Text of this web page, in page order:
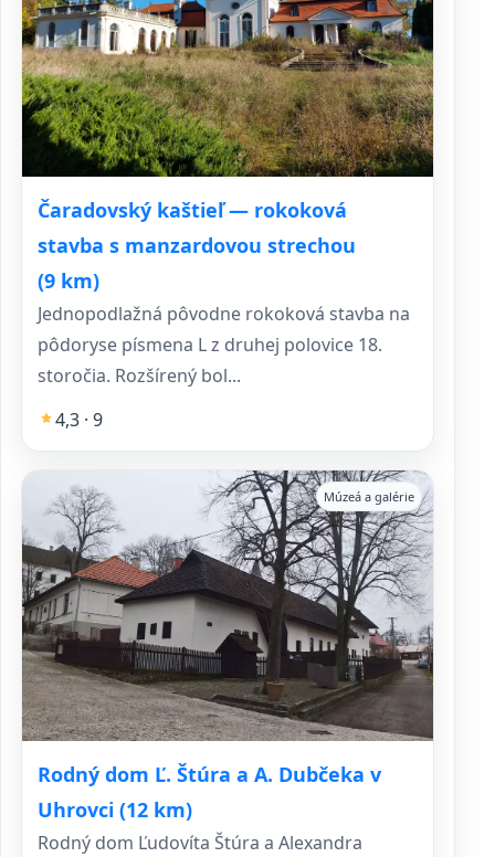
Čaradovský kaštieľ — rokoková
stavba s manzardovou strechou
(9 km)
Jednopodlažná pôvodne rokoková stavba na
pôdoryse písmena L z druhej polovice 18.
storočia. Rozšírený bol...
4,3 · 9
Rodný dom Ľ. Štúra a A. Dubčeka v
Uhrovci (12 km)
Múzeá a galérie
Rodný dom Ľudovíta Štúra a Alexandra